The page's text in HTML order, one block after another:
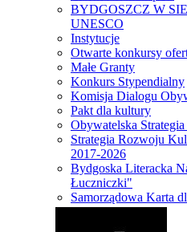
BYDGOSZCZ W
UNESCO
Instytucje
Otwarte konkursy
Małe Granty
Konkurs Stypendialny
Komisja Dialogu
Pakt dla kultury
Obywatelska
Strategia Rozwoju
2017-2026
Bydgoska Literacka
Łuczniczki"
Samorządowa Karta